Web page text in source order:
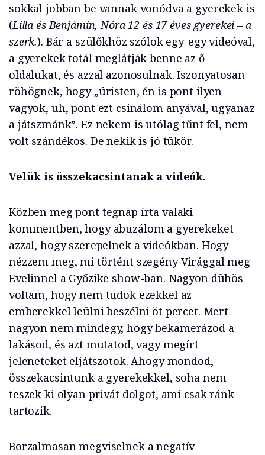
sokkal jobban be vannak vonódva a gyerekek is
(Lilla és Benjámin, Nóra 12 és 17 éves gyerekei – a
szerk.). Bár a szülőkhöz szólok egy-egy videóval,
a gyerekek totál meglátják benne az ő
oldalukat, és azzal azonosulnak. Iszonyatosan
röhögnek, hogy „úristen, én is pont ilyen
vagyok, uh, pont ezt csinálom anyával, ugyanaz
a játszmánk”. Ez nekem is utólag tűnt fel, nem
volt szándékos. De nekik is jó tükör.
Velük is összekacsintanak a videók.
Közben meg pont tegnap írta valaki
kommentben, hogy abuzálom a gyerekeket
azzal, hogy szerepelnek a videókban. Hogy
nézzem meg, mi történt szegény Virággal meg
Evelinnel a Győzike show-ban. Nagyon dühös
voltam, hogy nem tudok ezekkel az
emberekkel leülni beszélni öt percet. Mert
nagyon nem mindegy, hogy bekamerázod a
lakásod, és azt mutatod, vagy megírt
jeleneteket eljátszotok. Ahogy mondod,
összekacsintunk a gyerekekkel, soha nem
teszek ki olyan privát dolgot, ami csak ránk
tartozik.
Borzalmasan megviselnek a negatív